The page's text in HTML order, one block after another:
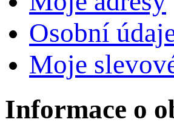
Osobní
Moje
Informace o